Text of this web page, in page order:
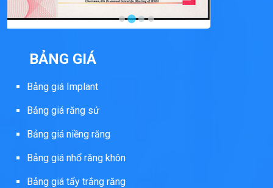
BẢNG GIÁ
Bảng giá Implant
Bảng giá răng sứ
Bảng giá niềng răng
Bảng giá nhổ răng khôn
Bảng giá tẩy trắng răng